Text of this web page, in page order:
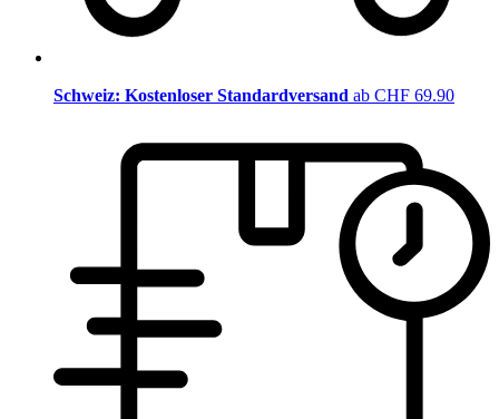
Schweiz: Kostenloser Standardversand ab CHF 69.90